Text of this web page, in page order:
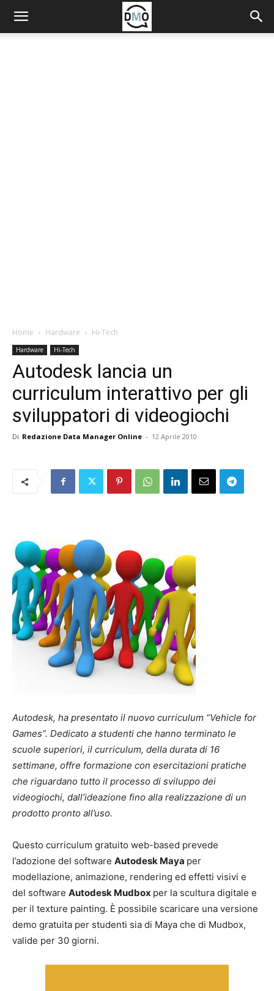
Home Hardware Hi-Tech
Hardware Hi-Tech
Autodesk lancia un
curriculum interattivo per gli
sviluppatori di videogiochi
Di Redazione Data Manager Online - 12 Aprile 2010
Autodesk, ha presentato il nuovo curriculum “Vehicle for
Games”. Dedicato a studenti che hanno terminato le
scuole superiori, il curriculum, della durata di 16
settimane, offre formazione con esercitazioni pratiche
che riguardano tutto il processo di sviluppo dei
videogiochi, dall’ideazione fino alla realizzazione di un
prodotto pronto all’uso.
Questo curriculum gratuito web-based prevede
l’adozione del software Autodesk Maya per
modellazione, animazione, rendering ed effetti visivi e
del software Autodesk Mudbox per la scultura digitale e
per il texture painting. È possibile scaricare una versione
demo gratuita per studenti sia di Maya che di Mudbox,
valide per 30 giorni.